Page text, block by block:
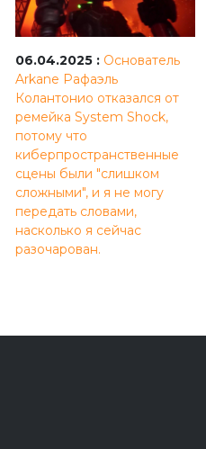
06.04.2025 : Основатель
Arkane Рафаэль
Колантонио отказался от
ремейка System Shock,
потому что
киберпространственные
сцены были "слишком
сложными", и я не могу
передать словами,
насколько я сейчас
разочарован.